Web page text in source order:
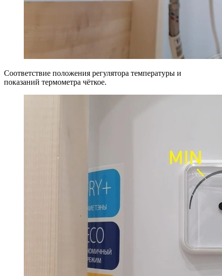
Соответствие положения регулятора температуры и
показаний термометра чёткое.